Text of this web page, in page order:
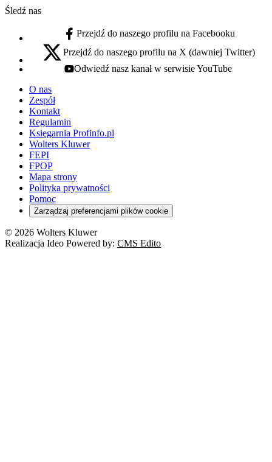
Śledź nas
facebook - otwiera się w nowej karcie
Przejdź do naszego profilu na Facebooku
x - otwiera się w nowej karcie
Przejdź do naszego profilu na X (dawniej Twitter)
youtube - otwiera się w nowej karcie
Odwiedź nasz kanał w serwisie YouTube
O nas
Zespół
Kontakt
Regulamin
Księgarnia Profinfo.pl
Wolters Kluwer
FEPI
FPOP
Mapa strony
Polityka prywatności
Pomoc
Zarządzaj preferencjami plików cookie
© 2026 Wolters Kluwer
Realizacja Ideo Powered by: CMS Edito